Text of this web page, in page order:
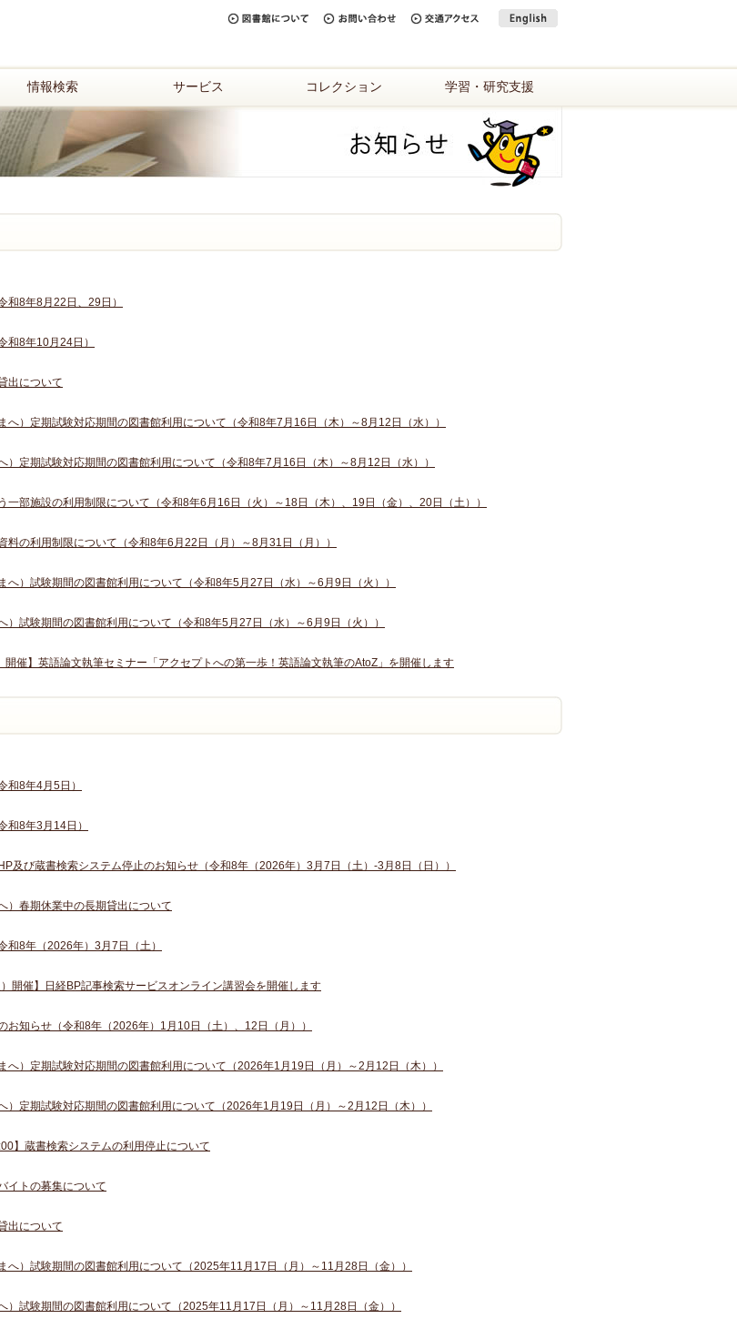
情報検索 サービス コレクション 学習・研究支援
和8年8月22日、29日）
和8年10月24日）
出について
へ）定期試験対応期間の図書館利用について（令和8年7月16日（木）～8月12日（水））
）定期試験対応期間の図書館利用について（令和8年7月16日（木）～8月12日（水））
一部施設の利用制限について（令和8年6月16日（火）～18日（木）、19日（金）、20日（土））
料の利用制限について（令和8年6月22日（月）～8月31日（月））
へ）試験期間の図書館利用について（令和8年5月27日（水）～6月9日（火））
）試験期間の図書館利用について（令和8年5月27日（水）～6月9日（火））
開催】英語論文執筆セミナー「アクセプトへの第一歩！英語論文執筆のAtoZ」を開催します
和8年4月5日）
和8年3月14日）
及び蔵書検索システム停止のお知らせ（令和8年（2026年）3月7日（土）-3月8日（日））
）春期休業中の長期貸出について
和8年（2026年）3月7日（土）
）開催】日経BP記事検索サービスオンライン講習会を開催します
お知らせ（令和8年（2026年）1月10日（土）、12日（月））
へ）定期試験対応期間の図書館利用について（2026年1月19日（月）～2月12日（木））
）定期試験対応期間の図書館利用について（2026年1月19日（月）～2月12日（木））
】蔵書検索システムの利用停止について
イトの募集について
出について
へ）試験期間の図書館利用について（2025年11月17日（月）～11月28日（金））
）試験期間の図書館利用について（2025年11月17日（月）～11月28日（金））